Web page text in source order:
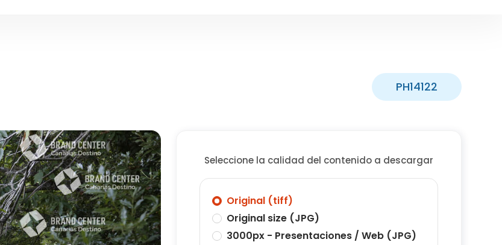
PH14122
Seleccione la calidad del contenido a descargar
Original (tiff)
Original size (JPG)
3000px - Presentaciones / Web (JPG)